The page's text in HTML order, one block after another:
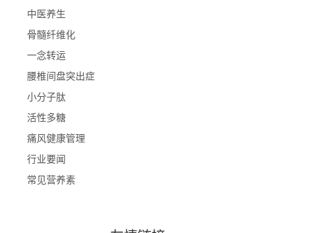
中医养生
骨髓纤维化
一念转运
腰椎间盘突出症
小分子肽
活性多糖
痛风健康管理
行业要闻
常见营养素